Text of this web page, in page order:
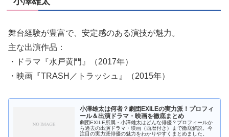
舞台経験が豊富で、安定感のある演技が魅力。
主な出演作品：
・ドラマ『水戸黄門』（2017年）
・映画『TRASH／トラッシュ』（2015年）
小澤雄太は何者？劇団EXILEの実力派！プロフィ
ール＆出演ドラマ・映画を徹底まとめ
劇団EXILE所属・小澤雄太はどんな俳優？プロフィールか
ら過去の出演ドラマ・映画（西暦付き）まで徹底解説。今
注目の実力派俳優の魅力をわかりやすくまとめました。